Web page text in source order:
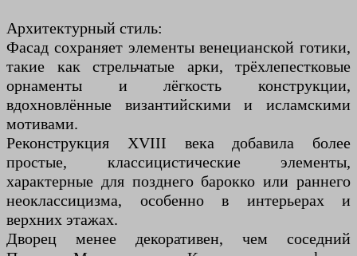
Архитектурный стиль:
Фасад сохраняет элементы венецианской готики,
такие как стрельчатые арки, трёхлепестковые
орнаменты и лёгкость конструкции,
вдохновлённые византийскими и исламскими
мотивами.
Реконструкция XVIII века добавила более
простые, классицистические элементы,
характерные для позднего барокко или раннего
неоклассицизма, особенно в интерьерах и
верхних этажах.
Дворец менее декоративен, чем соседний